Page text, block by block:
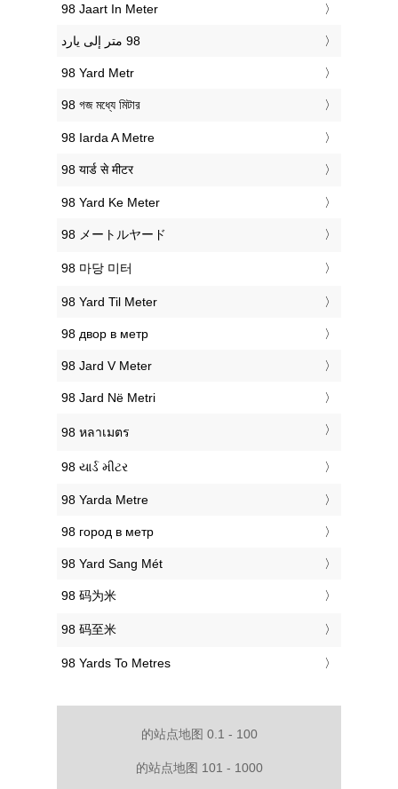
‎98 Jaart In Meter
‎98 Yard Metr
‎98 গজ মধ্যে মিটার
‎98 Iarda A Metre
‎98 यार्ड से मीटर
‎98 Yard Ke Meter
‎98 メートルヤード
‎98 마당 미터
‎98 Yard Til Meter
‎98 двор в метр
‎98 Jard V Meter
‎98 Jard Në Metri
‎98 หลาเมตร
‎98 યાર્ડ મીટર
‎98 Yarda Metre
‎98 город в метр
‎98 Yard Sang Mét
‎98 码为米
‎98 码至米
‎98 Yards To Metres
的站点地图 0.1 - 100
的站点地图 101 - 1000